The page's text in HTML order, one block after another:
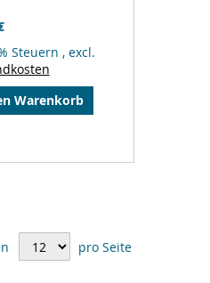
Steuern , excl.
Warenkorb
pro Seite